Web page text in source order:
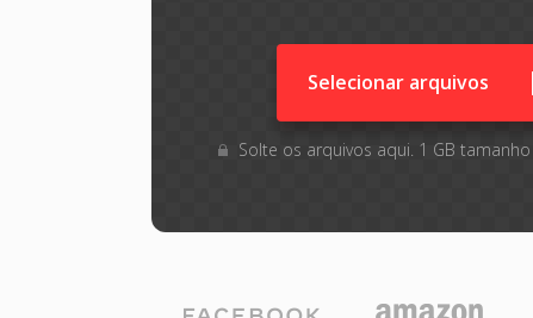
Selecionar arquivos
Solte os arquivos aqui. 1 GB